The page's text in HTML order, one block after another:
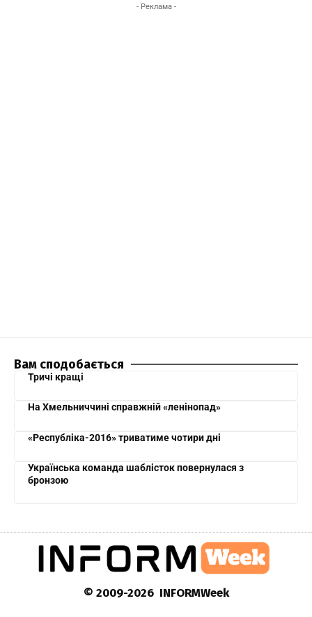
- Реклама -
Вам сподобається
Тричі кращі
На Хмельниччині справжній «ленінопад»
«Республіка-2016» триватиме чотири дні
Українська команда шаблісток повернулася з
бронзою
© 2009-2026 INFORMWeek